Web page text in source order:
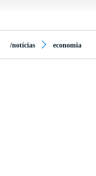
/notícias economia